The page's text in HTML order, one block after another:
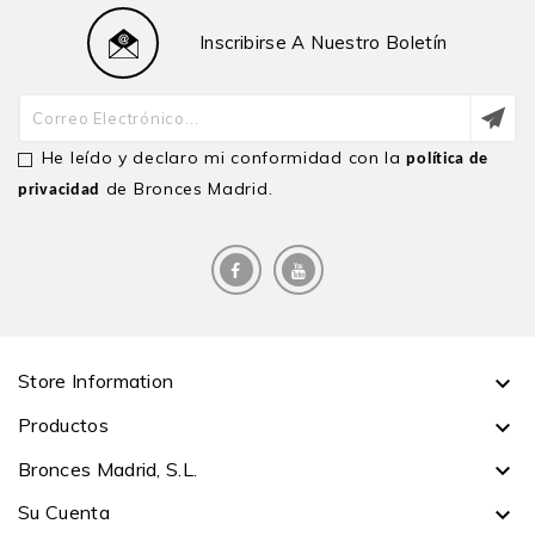
Inscribirse A Nuestro Boletín
He leído y declaro mi conformidad con lapolítica de
privacidad de Bronces Madrid.
Store Information 
Productos 
Bronces Madrid, S.L. 
Su Cuenta 